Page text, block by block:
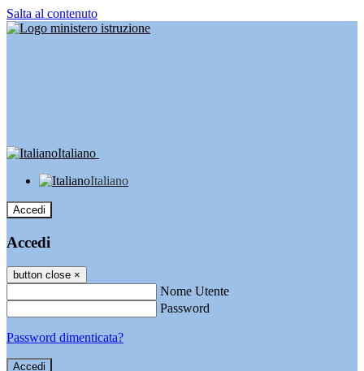
Salta al contenuto
Italiano
Italiano
Accedi
Accedi
button close ×
Nome Utente
Password
Password dimenticata?